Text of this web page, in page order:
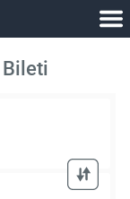
Bileti